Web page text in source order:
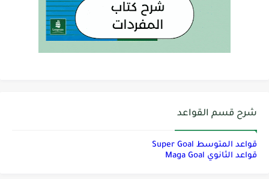
شرح قسم القواعد
قواعد المتوسط Super Goal
قواعد الثانوي Maga Goal